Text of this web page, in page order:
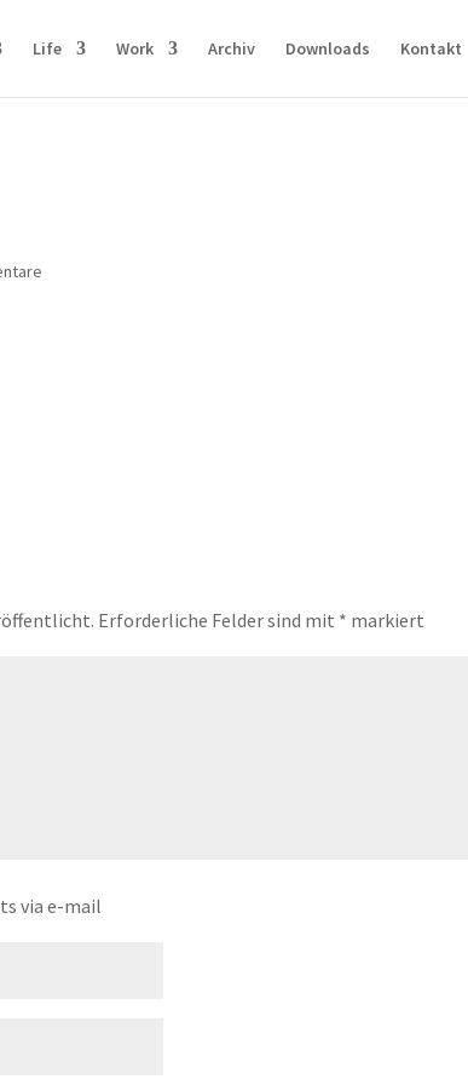
Life Work Archiv Downloads Kontakt
Erforderliche Felder sind mit * markiert
via e-mail